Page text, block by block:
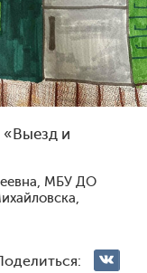
«Выезд и
МБУ ДО